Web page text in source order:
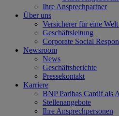
Ihre Ansprechpartner
Über uns
Versicherer für eine
Geschäftsleitung
Corporate Social
Newsroom
News
Geschäftsberichte
Pressekontakt
Karriere
BNP Paribas Cardif als
Stellenangebote
Ihre Ansprechpersonen